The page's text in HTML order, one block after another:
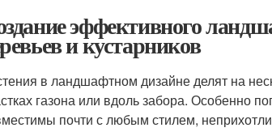
эффективного
и кустарников
в ландшафтном дизайне делят на
газона или вдоль забора. Особенно
почти с любым стилем,